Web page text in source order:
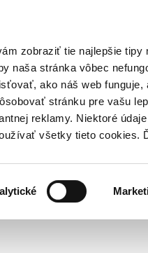
zobraziť tie najlepšie tipy
naša stránka vôbec
ako náš web funguje,
stránku pre vašu
reklamy. Niektoré
všetky tieto cookies.